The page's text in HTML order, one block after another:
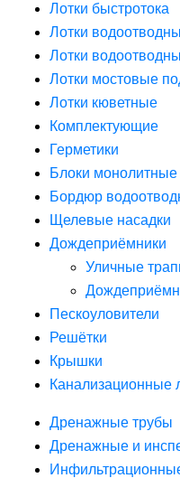
Лотки быстротока
Лотки
Лотки
Лотки мостовые
Лотки кюветные
Комплектующие
Герметики
Блоки
Бордюр
Щелевые насадки
Дождеприёмники
Уличные
Пескоуловители
Решётки
Крышки
Канализационные
Дренажные трубы
Дренажные и